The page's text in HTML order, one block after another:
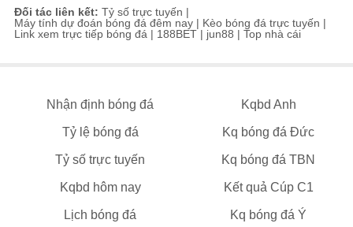
Đối tác liên kết: Tỷ số trực tuyến |
Máy tính dự đoán bóng đá đêm nay | Kèo bóng đá trực tuyến |
Link xem trực tiếp bóng đá | 188BET | jun88 | Top nhà cái
Nhận định bóng đá Kqbd Anh
Tỷ lệ bóng đá Kq bóng đá Đức
Tỷ số trực tuyến Kq bóng đá TBN
Kqbd hôm nay Kết quả Cúp C1
Lịch bóng đá Kq bóng đá Ý